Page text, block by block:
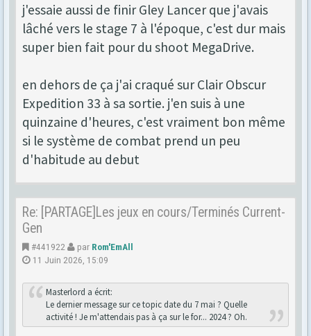
j'essaie aussi de finir Gley Lancer que j'avais
lâché vers le stage 7 à l'époque, c'est dur mais
super bien fait pour du shoot MegaDrive.
en dehors de ça j'ai craqué sur Clair Obscur
Expedition 33 à sa sortie. j'en suis à une
quinzaine d'heures, c'est vraiment bon même
si le système de combat prend un peu
d'habitude au debut
Re: [PARTAGE]Les jeux en cours/Terminés Current-
Gen
#441922 par Rom'EmAll
11 Juin 2026, 15:09
Masterlord a écrit:
Le dernier message sur ce topic date du 7 mai ? Quelle
activité ! Je m'attendais pas à ça sur le for... 2024 ? Oh.